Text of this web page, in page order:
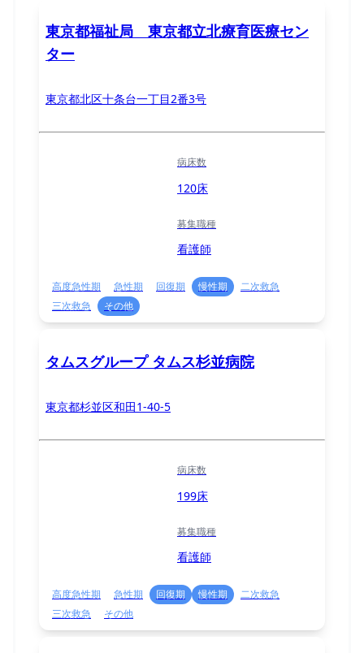
東京都福祉局 東京都立北療育医療セン
ター
東京都北区十条台一丁目2番3号
病床数
120床
募集職種
看護師
高度急性期 急性期 回復期 慢性期
二次救急
三次救急
その他
タムスグループ タムス杉並病院
東京都杉並区和田1-40-5
病床数
199床
募集職種
看護師
高度急性期 急性期 回復期 慢性期
二次救急
三次救急
その他